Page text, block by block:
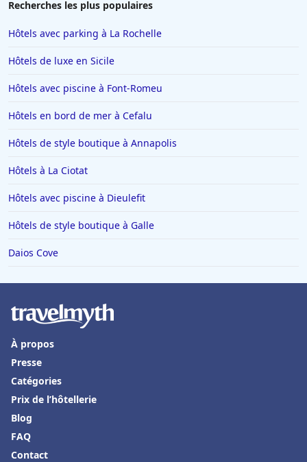
Recherches les plus populaires
Hôtels avec parking à La Rochelle
Hôtels de luxe en Sicile
Hôtels avec piscine à Font-Romeu
Hôtels en bord de mer à Cefalu
Hôtels de style boutique à Annapolis
Hôtels à La Ciotat
Hôtels avec piscine à Dieulefit
Hôtels de style boutique à Galle
Daios Cove
À propos
Presse
Catégories
Prix de l’hôtellerie
Blog
FAQ
Contact